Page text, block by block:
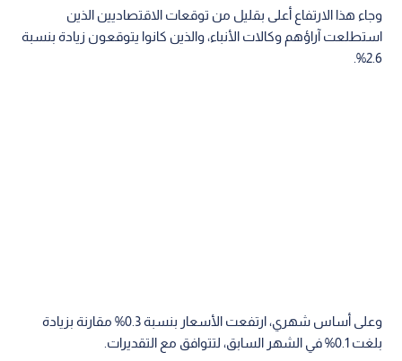
وجاء هذا الارتفاع أعلى بقليل من توقعات الاقتصاديين الذين
استطلعت آراؤهم وكالات الأنباء، والذين كانوا يتوقعون زيادة بنسبة
2.6%.
وعلى أساس شهري، ارتفعت الأسعار بنسبة 0.3% مقارنة بزيادة
بلغت 0.1% في الشهر السابق، لتتوافق مع التقديرات.